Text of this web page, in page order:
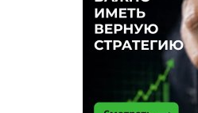
Ханс Христ 10 мая 2021
на какую дичь
его? штраф не
на оружие отобрать.
мимо проходил 10